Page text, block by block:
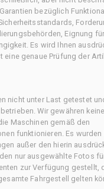
bezüglich
Eignung
Es wird Ihnen
eine genaue Prüfung der
nicht unter Last getestet
Wir gewähren
Maschinen gemäß den
funktionieren. Es wurden
außer den hierin
nur ausgewählte Fotos
zur Verfügung gestellt,
Fahrgestell gelten